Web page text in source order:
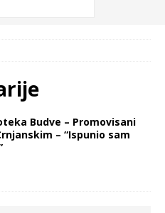
Budve – Promovisani
– “Ispunio sam